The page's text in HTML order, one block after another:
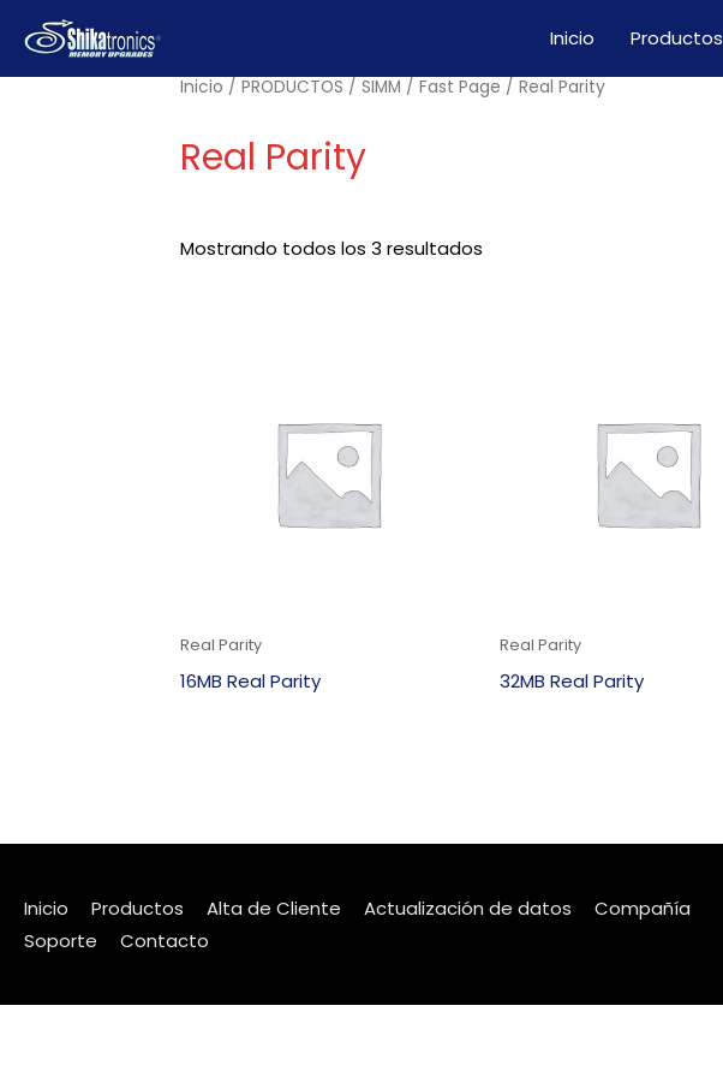
contenido
Inicio Productos
Inicio / PRODUCTOS / SIMM / Fast Page / Real Parity
Real Parity
Mostrando todos los 3 resultados
Real Parity
16MB Real Parity
Real Parity
32MB Real Parity
Inicio Productos Alta de Cliente Actualización de datos
Compañía
Soporte
Contacto